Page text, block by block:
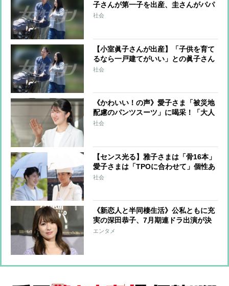
子さんが第一子を出産、圭さんがパパ
に！ 新居に引っ越し、“理想の家”で
社会
【小室眞子さんが出産】「子供を育て
るなら一戸建てがいい」との眞子さん
の願いを叶えるべく、レンガ造り
社会
《かわいい！の声》愛子さま「被災地
配慮のパンツスーツ」に喝采！「大人
っぽさ」と「親しみやすさ」同居の絶
社会
【センス光る】雅子さまは「骨16本」
愛子さまは「TPOに合わせて」個性あ
る《皇族の意外な傘事情》
社会
《新恋人と半同棲生活》公私ともに充
実の深田恭子、7月期連ドラ出演が決
定、ラジオパーソナリティにも挑戦
エンタメ